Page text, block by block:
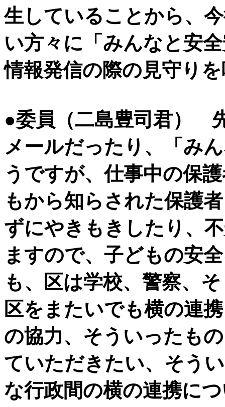
生していることから、
い方々に「みんなと安
情報発信の際の見守り
●委員（二島豊司君）
メールだったり、「み
うですが、仕事中の保
もから知らされた保護
ずにやきもきしたり、
ますので、子どもの安
も、区は学校、警察、
区をまたいでも横の連
の協力、そういったも
ていただきたい、そう
な行政間の横の連携に